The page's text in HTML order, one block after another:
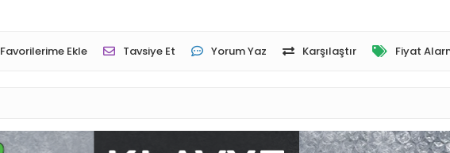
Favorilerime Ekle Tavsiye Et Yorum Yaz Karşılaştır Fiyat